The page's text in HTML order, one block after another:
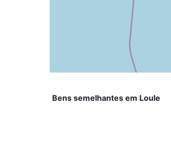
Bens semelhantes em Loule